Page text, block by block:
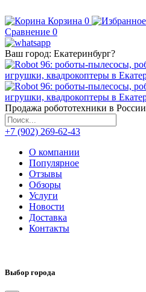
Корзина 0
Сравнение 0
Ваш город: Екатеринбург?
Продажа робототехники в России
+7 (902) 269-62-43
О компании
Популярное
Отзывы
Обзоры
Услуги
Новости
Доставка
Контакты
Выбор города